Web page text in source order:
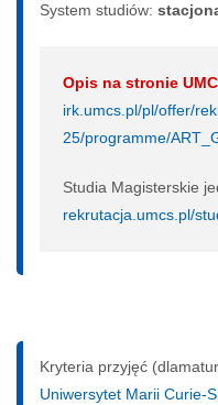
System studiów:
Opis na stronie
irk.umcs.pl/pl/offer/
25/programme/
Studia Magisterskie
rekrutacja.umcs.pl/
Kryteria przyjęć
Uniwersytet Marii Curie-